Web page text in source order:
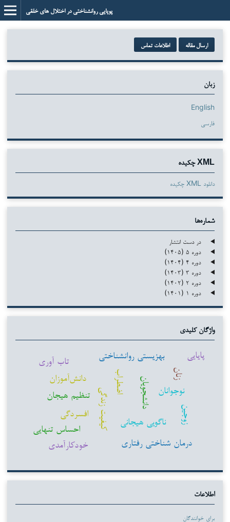
پویایی روانشناختی در اختلال های خلقی
ارسال مقاله اطلاعات تماس
زبان
English
فارسی
XML چکیده
دانلود XML چکیده
شماره‌ها
در دست انتشار
دوره ۵ (۱۴۰۵)
دوره ۴ (۱۴۰۴)
دوره ۳ (۱۴۰۳)
دوره ۲ (۱۴۰۲)
دوره ۱ (۱۴۰۱)
واژگان کلیدی
اضطراب دانشجویان کیفیت زندگی نوجوانان
افسردگی
بهزیستی روانشناختی
دانش‌آموزان
زنان
تنظیم هیجان
درمان شناختی رفتاری
ناگویی هیجانی
احساس تنهایی
زوجین
تاب آوری
خودکارآمدی
پایایی
اطلاعات
برای خوانندگان